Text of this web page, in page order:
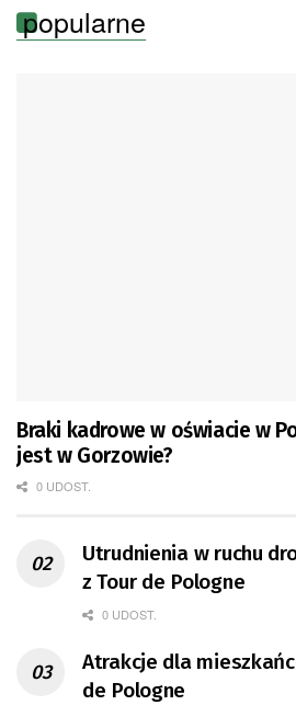
popularne
Braki kadrowe w oświacie w
jest w Gorzowie?
0 UDOST.
Utrudnienia w ruchu
z Tour de Pologne
0 UDOST.
Atrakcje dla
de Pologne